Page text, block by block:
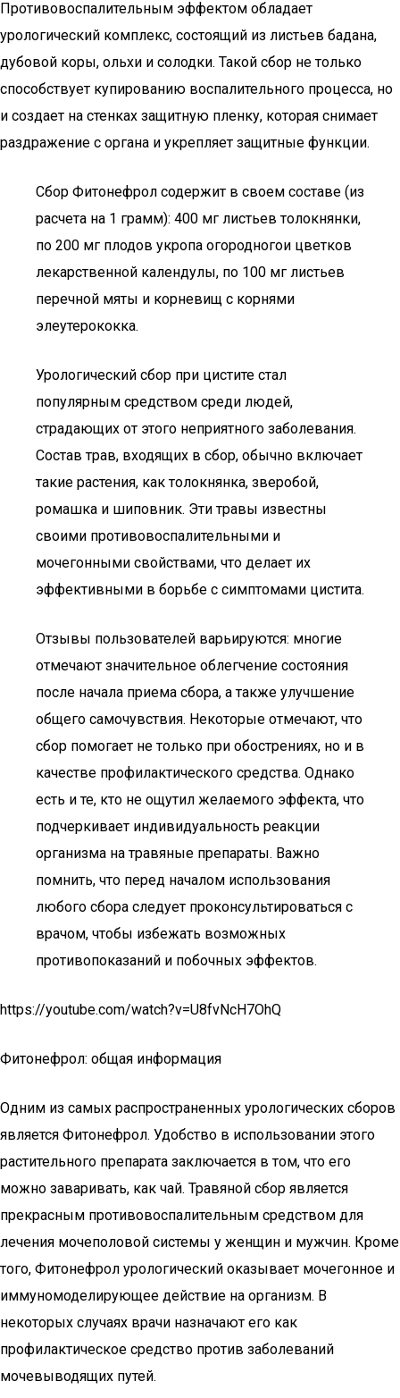
Противовоспалительным эффектом обладает
урологический комплекс, состоящий из листьев бадана,
дубовой коры, ольхи и солодки. Такой сбор не только
способствует купированию воспалительного процесса, но
и создает на стенках защитную пленку, которая снимает
раздражение с органа и укрепляет защитные функции.
Сбор Фитонефрол содержит в своем составе (из
расчета на 1 грамм): 400 мг листьев толокнянки,
по 200 мг плодов укропа огородногои цветков
лекарственной календулы, по 100 мг листьев
перечной мяты и корневищ с корнями
элеутерококка.
Урологический сбор при цистите стал
популярным средством среди людей,
страдающих от этого неприятного заболевания.
Состав трав, входящих в сбор, обычно включает
такие растения, как толокнянка, зверобой,
ромашка и шиповник. Эти травы известны
своими противовоспалительными и
мочегонными свойствами, что делает их
эффективными в борьбе с симптомами цистита.
Отзывы пользователей варьируются: многие
отмечают значительное облегчение состояния
после начала приема сбора, а также улучшение
общего самочувствия. Некоторые отмечают, что
сбор помогает не только при обострениях, но и в
качестве профилактического средства. Однако
есть и те, кто не ощутил желаемого эффекта, что
подчеркивает индивидуальность реакции
организма на травяные препараты. Важно
помнить, что перед началом использования
любого сбора следует проконсультироваться с
врачом, чтобы избежать возможных
противопоказаний и побочных эффектов.
https://youtube.com/watch?v=U8fvNcH7OhQ
Фитонефрол: общая информация
Одним из самых распространенных урологических сборов
является Фитонефрол. Удобство в использовании этого
растительного препарата заключается в том, что его
можно заваривать, как чай. Травяной сбор является
прекрасным противовоспалительным средством для
лечения мочеполовой системы у женщин и мужчин. Кроме
того, Фитонефрол урологический оказывает мочегонное и
иммуномоделирующее действие на организм. В
некоторых случаях врачи назначают его как
профилактическое средство против заболеваний
мочевыводящих путей.